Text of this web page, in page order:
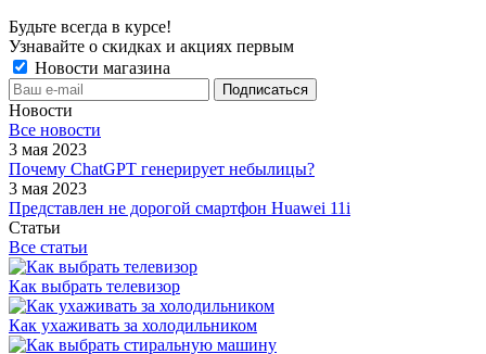
Будьте всегда в курсе!
Узнавайте о скидках и акциях первым
Новости магазина
Новости
Все новости
3 мая 2023
Почему ChatGPT генерирует небылицы?
3 мая 2023
Представлен не дорогой смартфон Huawei 11i
Статьи
Все статьи
Как выбрать телевизор
Как ухаживать за холодильником